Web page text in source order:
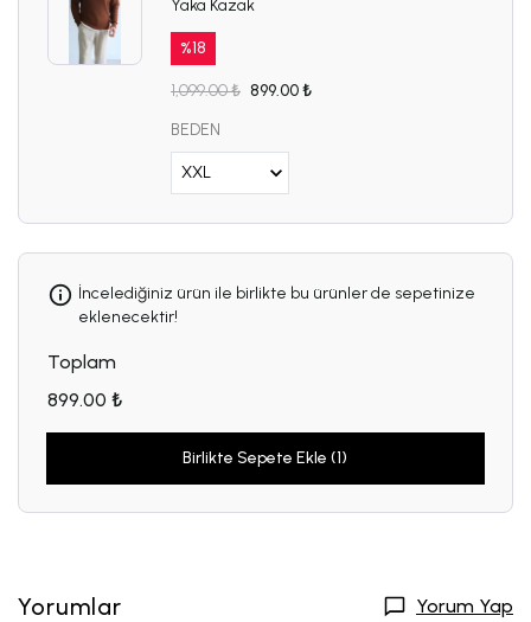
Yaka Kazak
%18
1,099.00 ₺ 899.00 ₺
BEDEN
İncelediğiniz ürün ile birlikte bu ürünler de sepetinize
eklenecektir!
Toplam
899.00 ₺
Birlikte Sepete Ekle (1)
Yorumlar Yorum Yap